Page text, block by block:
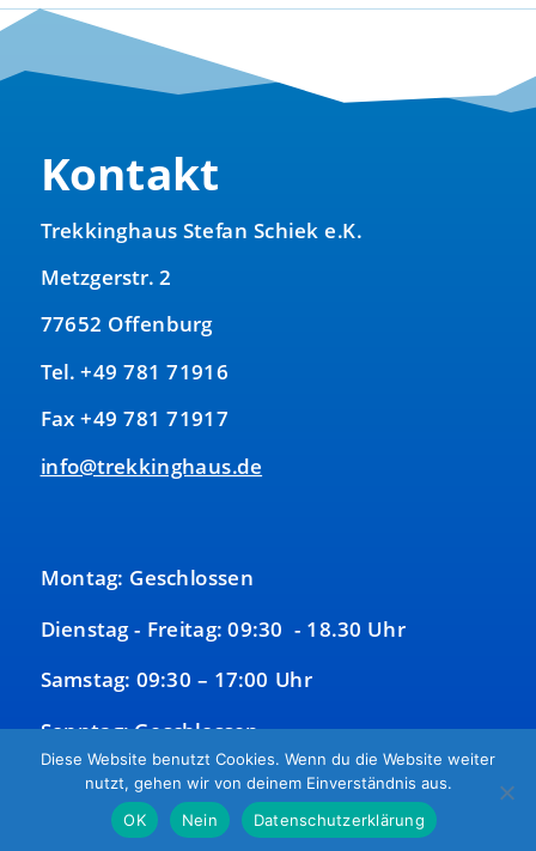
Kontakt
Trekkinghaus Stefan Schiek e.K.
Metzgerstr. 2
77652 Offenburg
Tel. +49 781 71916
Fax +49 781 71917
info@trekkinghaus.de
Montag: Geschlossen
Dienstag - Freitag: 09:30 - 18.30 Uhr
Samstag: 09:30 – 17:00 Uhr
Sonntag: Geschlossen
Diese Website benutzt Cookies. Wenn du die Website weiter
nutzt, gehen wir von deinem Einverständnis aus.
OK
Nein Datenschutzerklärung